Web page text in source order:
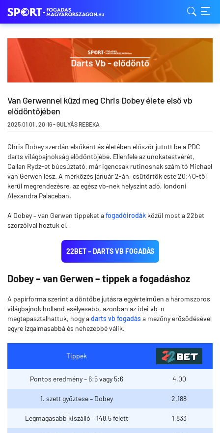
Van Gerwennel küzd meg Chris Dobey élete első vb
elődöntőjében
2025.01.01.,20:16-GULYÁS REBEKA
Chris Dobey szerdán elsőként és életében először jutott be a PDC
darts világbajnokság elődöntőjébe. Ellenfele az unokatestvérét,
Callan Rydz-et búcsúztató, már igencsak rutinosnak számító Michael
van Gerwen lesz. A mérkőzés január 2-án, csütörtök este 20:40-től
kerül megrendezésre, az egész vb-nek helyszínt adó, londoni
Alexandra Palaceban.
A Dobey – van Gerwen tippeket afogadóirodák közül most a 22bet
szorzóival hoztuk el.
22BET – DARTS VB FOGADÁS
Dobey – van Gerwen – tippek a fogadáshoz
A papírforma szerint a döntőbe jutásra egyértelműen a háromszoros
világbajnok holland esélyesebb, azonban az idei vb-n
megtapasztalhattuk, hogy adarts vb fogadása mezőny erősödésével
egyre izgalmasabbá és nehezebbé válik.
Tippek
Pontos eredmény – 6:5 vagy 5:6 4,00
1. szett győztese – Dobey 2,188
Legmagasabb kiszálló – 148,5 felett 1,833